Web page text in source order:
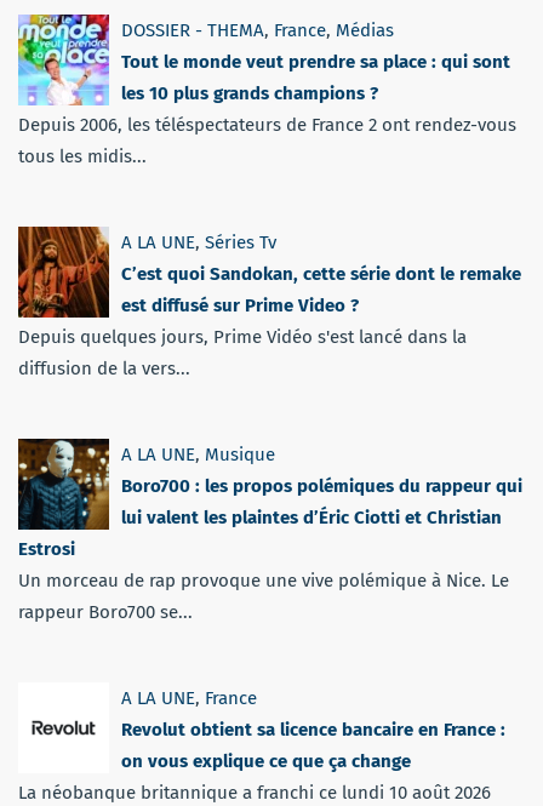
DOSSIER - THEMA, France, Médias
Tout le monde veut prendre sa place : qui sont
les 10 plus grands champions ?
Depuis 2006, les téléspectateurs de France 2 ont rendez-vous
tous les midis...
A LA UNE, Séries Tv
C’est quoi Sandokan, cette série dont le remake
est diffusé sur Prime Video ?
Depuis quelques jours, Prime Vidéo s'est lancé dans la
diffusion de la vers...
A LA UNE, Musique
Boro700 : les propos polémiques du rappeur qui
lui valent les plaintes d’Éric Ciotti et Christian
Estrosi
Un morceau de rap provoque une vive polémique à Nice. Le
rappeur Boro700 se...
A LA UNE, France
Revolut obtient sa licence bancaire en France :
on vous explique ce que ça change
La néobanque britannique a franchi ce lundi 10 août 2026